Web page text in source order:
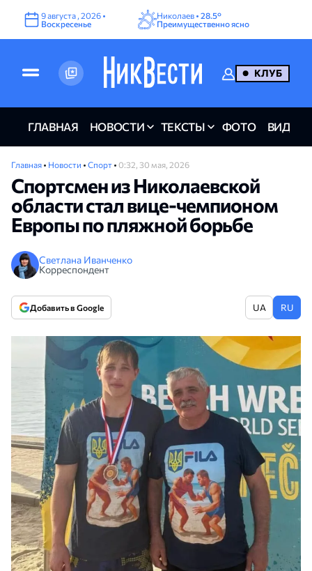
9августа , 2026 •
Воскресенье
Николаев •28.5°
Преимущественно ясно
КЛУБ
ГЛАВНАЯ НОВОСТИ ТЕКСТЫ ФОТО ВИДЕО
Главная • Новости • Спорт • 0:32, 30 мая, 2026
Спортсмен из Николаевской
области стал вице-чемпионом
Европы по пляжной борьбе
Светлана Иванченко
Корреспондент
Добавить в Google UA RU